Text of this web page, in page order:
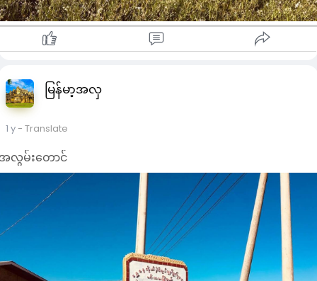
မြန်မာ့အလှ
1 y- Translate
လွမ်းတောင်